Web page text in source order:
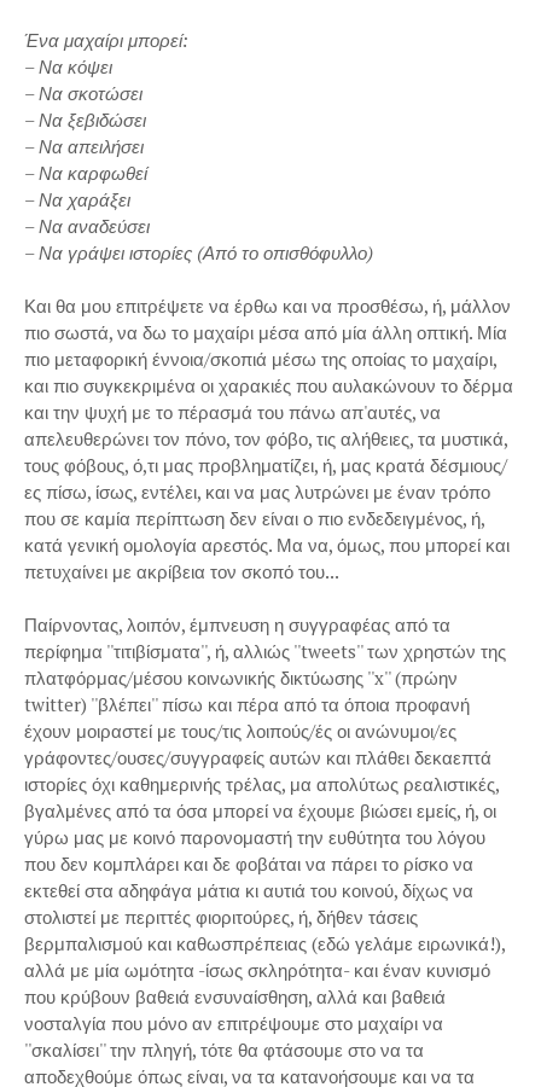
Ένα μαχαίρι μπορεί:
– Να κόψει
– Να σκοτώσει
– Να ξεβιδώσει
– Να απειλήσει
– Να καρφωθεί
– Να χαράξει
– Να αναδεύσει
– Να γράψει ιστορίες (Από το οπισθόφυλλο)
Και θα μου επιτρέψετε να έρθω και να προσθέσω, ή, μάλλον
πιο σωστά, να δω το μαχαίρι μέσα από μία άλλη οπτική. Μία
πιο μεταφορική έννοια/σκοπιά μέσω της οποίας το μαχαίρι,
και πιο συγκεκριμένα οι χαρακιές που αυλακώνουν το δέρμα
και την ψυχή με το πέρασμά του πάνω απ'αυτές, να
απελευθερώνει τον πόνο, τον φόβο, τις αλήθειες, τα μυστικά,
τους φόβους, ό,τι μας προβληματίζει, ή, μας κρατά δέσμιους/
ες πίσω, ίσως, εντέλει, και να μας λυτρώνει με έναν τρόπο
που σε καμία περίπτωση δεν είναι ο πιο ενδεδειγμένος, ή,
κατά γενική ομολογία αρεστός. Μα να, όμως, που μπορεί και
πετυχαίνει με ακρίβεια τον σκοπό του...
Παίρνοντας, λοιπόν, έμπνευση η συγγραφέας από τα
περίφημα ''τιτιβίσματα'', ή, αλλιώς ''tweets'' των χρηστών της
πλατφόρμας/μέσου κοινωνικής δικτύωσης ''x'' (πρώην
twitter) ''βλέπει'' πίσω και πέρα από τα όποια προφανή
έχουν μοιραστεί με τους/τις λοιπούς/ές οι ανώνυμοι/ες
γράφοντες/ουσες/συγγραφείς αυτών και πλάθει δεκαεπτά
ιστορίες όχι καθημερινής τρέλας, μα απολύτως ρεαλιστικές,
βγαλμένες από τα όσα μπορεί να έχουμε βιώσει εμείς, ή, οι
γύρω μας με κοινό παρονομαστή την ευθύτητα του λόγου
που δεν κομπλάρει και δε φοβάται να πάρει το ρίσκο να
εκτεθεί στα αδηφάγα μάτια κι αυτιά του κοινού, δίχως να
στολιστεί με περιττές φιοριτούρες, ή, δήθεν τάσεις
βερμπαλισμού και καθωσπρέπειας (εδώ γελάμε ειρωνικά!),
αλλά με μία ωμότητα -ίσως σκληρότητα- και έναν κυνισμό
που κρύβουν βαθειά ενσυναίσθηση, αλλά και βαθειά
νοσταλγία που μόνο αν επιτρέψουμε στο μαχαίρι να
''σκαλίσει'' την πληγή, τότε θα φτάσουμε στο να τα
αποδεχθούμε όπως είναι, να τα κατανοήσουμε και να τα